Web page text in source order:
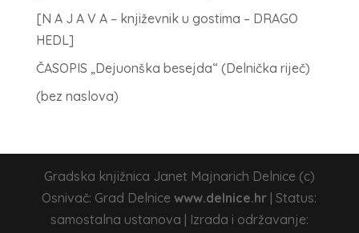
[N A J A V A – književnik u gostima – DRAGO
HEDL]
ČASOPIS „Dejuonška besejda“ (Delnička riječ)
(bez naslova)
Gradska knjižnica Janet Majnarich Delnice (c)
Osnivač: Grad Delnicewww.delnice.hr | Status:
samostalna ustanova | Izrada i održavanje: